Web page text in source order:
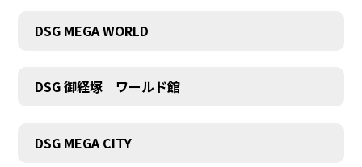
DSG MEGA WORLD
DSG 御経塚 ワールド館
DSG MEGA CITY